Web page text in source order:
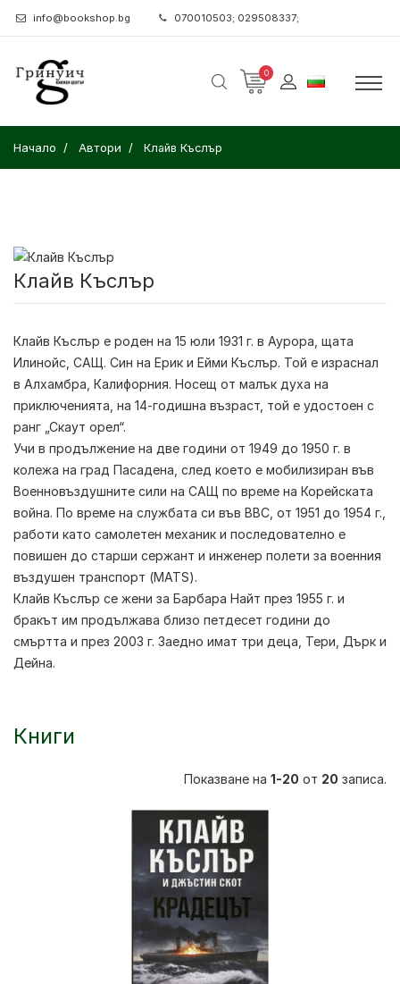
info@bookshop.bg 070010503; 029508337;
0
Начало Автори Клайв Къслър
Клайв Къслър
Клайв Къслър е роден на 15 юли 1931 г. в Аурора, щата
Илинойс, САЩ. Син на Ерик и Ейми Къслър. Той е израснал
в Алхамбра, Калифорния. Носещ от малък духа на
приключенията, на 14-годишна възраст, той е удостоен с
ранг „Скаут орел“.
Учи в продължение на две години от 1949 до 1950 г. в
колежа на град Пасадена, след което е мобилизиран във
Военновъздушните сили на САЩ по време на Корейската
война. По време на службата си във ВВС, от 1951 до 1954 г.,
работи като самолетен механик и последователно е
повишен до старши сержант и инженер полети за военния
въздушен транспорт (MATS).
Клайв Къслър се жени за Барбара Найт през 1955 г. и
бракът им продължава близо петдесет години до
смъртта и през 2003 г. Заедно имат три деца, Тери, Дърк и
Дейна.
Книги
Показване на 1-20 от 20 записа.